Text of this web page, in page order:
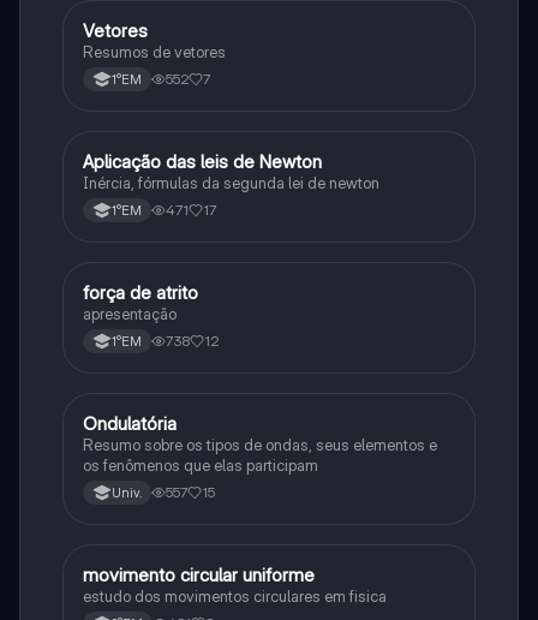
Física
Vetores
Resumos de vetores
1°EM 552 7
Física
Aplicação das leis de Newton
Inércia, fórmulas da segunda lei de newton
1°EM 471 17
Física
força de atrito
apresentação
1°EM 738 12
Física
Ondulatória
Resumo sobre os tipos de ondas, seus elementos e
os fenômenos que elas participam
Univ. 557 15
Física
movimento circular uniforme
estudo dos movimentos circulares em fisica